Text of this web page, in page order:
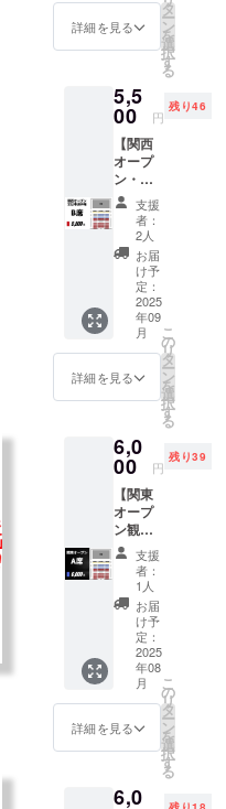
と同じ
内容に
芸術劇
場（ヨ
コスカ
ベイサ
ケッ
ト） ​ 販
売期間
2025年
4月1日
（火）
〜8月9
（土） ​
※数に限
りがご
ざいま
す。無
くなり
次第、
販売終
了とさ
注意事
項 ・指
定エリ
ア内で
は自由
席と
なって
おりま
す。座
席数に
は限り
がござ
います
ので、
荷物を
置いて
の座席
さい。
詳細を見る
タ
ー
ン
を
選
択
す
る
5,5
00 円
残り46
【関西
オープ
ン・全
日本選
手権観
戦チ
ケットB
席】 イ
ベント
日時
2025年
9月14日
（日）
​ 会場
神戸
ポート
ス ​ 販売
期間
2025年
4月1日
（火）
〜9月14
日
（土） ​
※数に限
りがご
ざいま
す。無
くなり
次第、
販売終
了とさ
せてい
項 ・指
支援
者：
2人
お届
け予
定：
2025
年09
月
詳細を見る
こ
の
リ
タ
ー
ン
を
選
択
す
る
6,0
00 円
残り39
【関東
オープ
ン観戦
チケッ
トA席】
イベン
ト日時
2025年
8月10日
（日）
​ 会場
横須賀
芸術劇
場（ヨ
コスカ
ベイサ
ケッ
支援
者：
1人
お届
け予
定：
2025
年08
月
詳細を見る
こ
の
リ
タ
ー
ン
を
選
択
す
る
6,0